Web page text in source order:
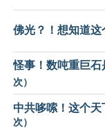
佛光？！想知道这
怪事！数吨重巨
次）
中共哆嗦！这个天
次）